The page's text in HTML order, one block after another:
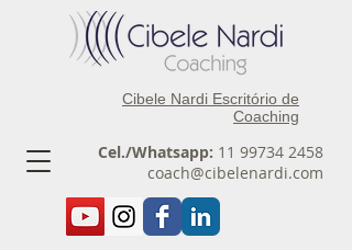
Cel./Whatsapp: 11 99734 2458
coach@cibelenardi.com
Cibele Nardi Escritório de
Coaching